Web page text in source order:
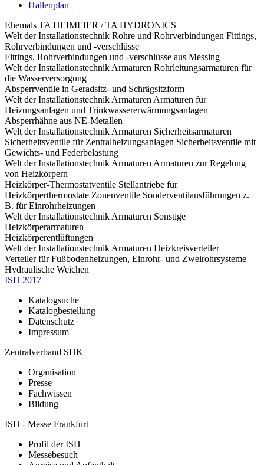
Hallenplan
Ehemals TA HEIMEIER / TA HYDRONICS
Welt der Installationstechnik Rohre und Rohrverbindungen Fittings,
Rohrverbindungen und -verschlüsse
Fittings, Rohrverbindungen und -verschlüsse aus Messing
Welt der Installationstechnik Armaturen Rohrleitungsarmaturen für
die Wasserversorgung
Absperrventile in Geradsitz- und Schrägsitzform
Welt der Installationstechnik Armaturen Armaturen für
Heizungsanlagen und Trinkwassererwärmungsanlagen
Absperrhähne aus NE-Metallen
Welt der Installationstechnik Armaturen Sicherheitsarmaturen
Sicherheitsventile für Zentralheizungsanlagen Sicherheitsventile mit
Gewichts- und Federbelastung
Welt der Installationstechnik Armaturen Armaturen zur Regelung
von Heizkörpern
Heizkörper-Thermostatventile Stellantriebe für
Heizkörperthermostate Zonenventile Sonderventilausführungen z.
B. für Einrohrheizungen
Welt der Installationstechnik Armaturen Sonstige
Heizkörperarmaturen
Heizkörperentlüftungen
Welt der Installationstechnik Armaturen Heizkreisverteiler
Verteiler für Fußbodenheizungen, Einrohr- und Zweirohrsysteme
Hydraulische Weichen
ISH 2017
Katalogsuche
Katalogbestellung
Datenschutz
Impressum
Zentralverband SHK
Organisation
Presse
Fachwissen
Bildung
ISH - Messe Frankfurt
Profil der ISH
Messebesuch